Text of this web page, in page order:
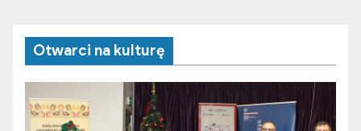
Otwarci na kulturę